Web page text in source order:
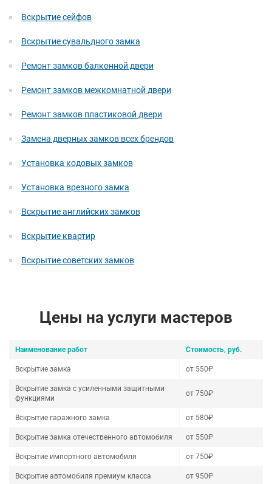
Вскрытие сейфов
Вскрытие сувальдного замка
Ремонт замков балконной двери
Ремонт замков межкомнатной двери
Ремонт замков пластиковой двери
Замена дверных замков всех брендов
Установка кодовых замков
Установка врезного замка
Вскрытие английских замков
Вскрытие квартир
Вскрытие советских замков
Цены на услуги мастеров
Наименование работ Стоимость, руб.
Вскрытие замка от 550₽
Вскрытие замка с усиленными защитными
функциями
от 750₽
Вскрытие гаражного замка от 580₽
Вскрытие замка отечественного автомобиля от 550₽
Вскрытие импортного автомобиля от 750₽
Вскрытие автомобиля премиум класса от 950₽